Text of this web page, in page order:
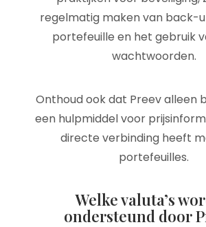
regelmatig maken van back-
portefeuille en het gebruik
wachtwoorden.
Onthoud ook dat Preev alleen
een hulpmiddel voor
directe verbinding heeft
portefeuilles.
Welke valuta’s
ondersteund door